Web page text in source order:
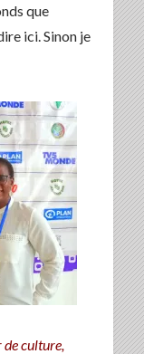
que
ici. Sinon je
culture,